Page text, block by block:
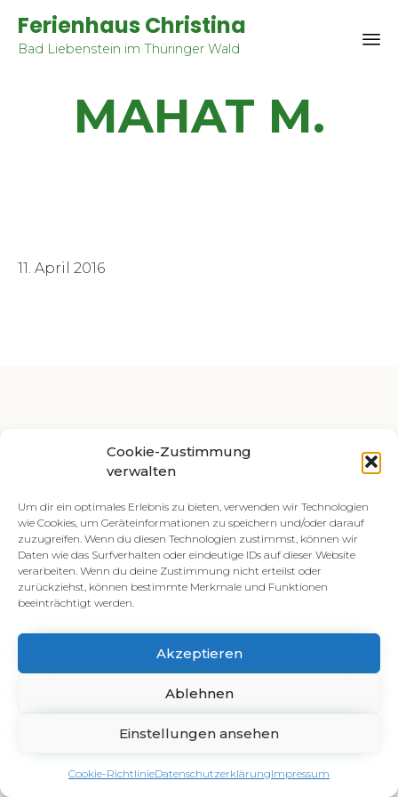
Cookie-Zustimmung
verwalten
Um dir ein optimales Erlebnis zu bieten, verwenden wir Technologien
wie Cookies, um Geräteinformationen zu speichern und/oder darauf
zuzugreifen. Wenn du diesen Technologien zustimmst, können wir
Daten wie das Surfverhalten oder eindeutige IDs auf dieser Website
verarbeiten. Wenn du deine Zustimmung nicht erteilst oder
zurückziehst, können bestimmte Merkmale und Funktionen
beeinträchtigt werden.
Akzeptieren
Ablehnen
Einstellungen ansehen
Cookie-RichtlinieDatenschutzerklärungImpressum
Ferienhaus Christina
Bad Liebenstein im Thüringer Wald
MAHAT M.
11. April 2016
Telefon:036961-72936
E-Mail: cuw.malsch@t-online.de
36448 Bad Liebenstein/OT Schweina
Datenschutzerklärung
Impressum
© 2023pixel komma strich